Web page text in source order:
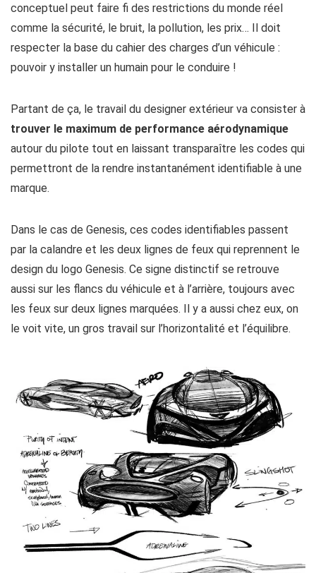
conceptuel peut faire fi des restrictions du monde réel
comme la sécurité, le bruit, la pollution, les prix… Il doit
respecter la base du cahier des charges d’un véhicule :
pouvoir y installer un humain pour le conduire !
Partant de ça, le travail du designer extérieur va consister à
trouver le maximum de performance aérodynamique
autour du pilote tout en laissant transparaître les codes qui
permettront de la rendre instantanément identifiable à une
marque.
Dans le cas de Genesis, ces codes identifiables passent
par la calandre et les deux lignes de feux qui reprennent le
design du logo Genesis. Ce signe distinctif se retrouve
aussi sur les flancs du véhicule et à l’arrière, toujours avec
les feux sur deux lignes marquées. Il y a aussi chez eux, on
le voit vite, un gros travail sur l’horizontalité et l’équilibre.